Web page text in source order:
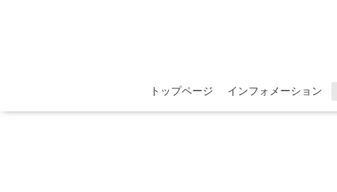
トップページ インフォメーション